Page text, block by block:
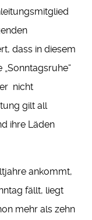
dass in diesem
nicht
gilt all
ihre Läden
ankommt,
fällt, liegt
mehr als zehn